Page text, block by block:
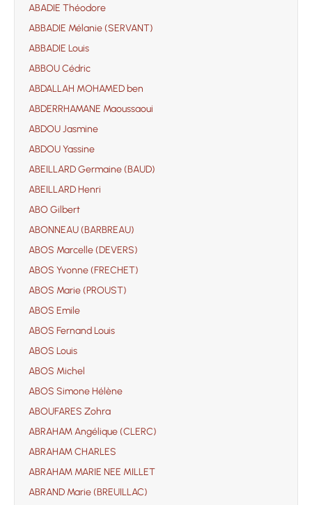
ABADIE Théodore
ABBADIE Mélanie (SERVANT)
ABBADIE Louis
ABBOU Cédric
ABDALLAH MOHAMED ben
ABDERRHAMANE Maoussaoui
ABDOU Jasmine
ABDOU Yassine
ABEILLARD Germaine (BAUD)
ABEILLARD Henri
ABO Gilbert
ABONNEAU (BARBREAU)
ABOS Marcelle (DEVERS)
ABOS Yvonne (FRECHET)
ABOS Marie (PROUST)
ABOS Emile
ABOS Fernand Louis
ABOS Louis
ABOS Michel
ABOS Simone Hélène
ABOUFARES Zohra
ABRAHAM Angélique (CLERC)
ABRAHAM CHARLES
ABRAHAM MARIE NEE MILLET
ABRAND Marie (BREUILLAC)